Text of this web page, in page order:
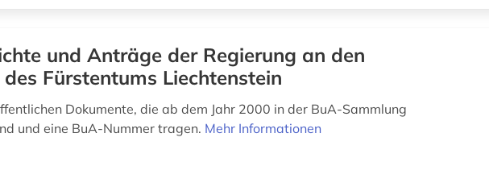
und Anträge der Regierung an den
Fürstentums Liechtenstein
Dokumente, die ab dem Jahr 2000 in der BuA-Sammlung
und eine BuA-Nummer tragen. Mehr Informationen